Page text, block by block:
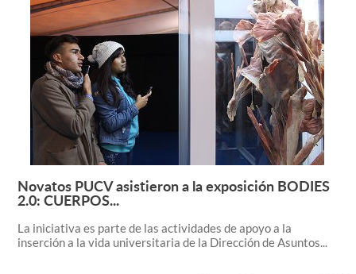
Leer más +
Novatos PUCV asistieron a la exposición BODIES
2.0: CUERPOS...
La iniciativa es parte de las actividades de apoyo a la
inserción a la vida universitaria de la Dirección de Asuntos...